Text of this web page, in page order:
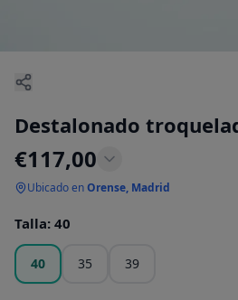
Destalonado
€117,00
Ubicado enOrense, Madrid
Talla: 40
40 35 39